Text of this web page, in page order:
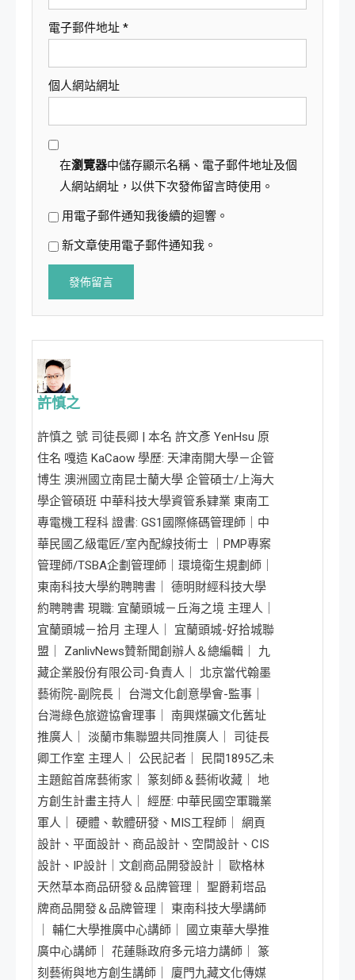
電子郵件地址 *
個人網站網址
在瀏覽器中儲存顯示名稱、電子郵件地址及個
人網站網址，以供下次發佈留言時使用。
用電子郵件通知我後續的迴響。
新文章使用電子郵件通知我。
許慎之
許慎之 號 司徒長卿 | 本名 許文彥 YenHsu 原
住名 嘎造 KaCaow 學歷: 天津南開大學－企管
博生 澳洲國立南昆士蘭大學 企管碩士/上海大
學企管碩班 中華科技大學資管系肄業 東南工
專電機工程科 證書: GS1國際條碼管理師｜中
華民國乙級電匠/室內配線技術士 ｜PMP專案
管理師/TSBA企劃管理師｜環境衛生規劃師｜
東南科技大學約聘聘書｜ 德明財經科技大學
約聘聘書 現職: 宜蘭頭城－丘海之境 主理人｜
宜蘭頭城－拾月 主理人｜ 宜蘭頭城-好拾城聯
盟｜ ZanlivNews贊新聞創辦人＆總編輯｜ 九
藏企業股份有限公司-負責人｜ 北京當代翰墨
藝術院-副院長｜ 台灣文化創意學會-監事｜
台灣綠色旅遊協會理事｜ 南興煤礦文化舊址
推廣人｜ 淡蘭市集聯盟共同推廣人｜ 司徒長
卿工作室 主理人｜ 公民記者｜ 民間1895乙未
主題館首席藝術家｜ 篆刻師＆藝術收藏｜ 地
方創生計畫主持人｜ 經歷: 中華民國空軍職業
軍人｜ 硬體、軟體研發、MIS工程師｜ 網頁
設計、平面設計、商品設計、空間設計、CIS
設計、IP設計｜文創商品開發設計｜ 歐格林
天然草本商品研發＆品牌管理｜ 聖爵莉塔品
牌商品開發＆品牌管理｜ 東南科技大學講師
｜ 輔仁大學推廣中心講師｜ 國立東華大學推
廣中心講師｜ 花蓮縣政府多元培力講師｜ 篆
刻藝術與地方創生講師｜ 廈門九藏文化傳媒